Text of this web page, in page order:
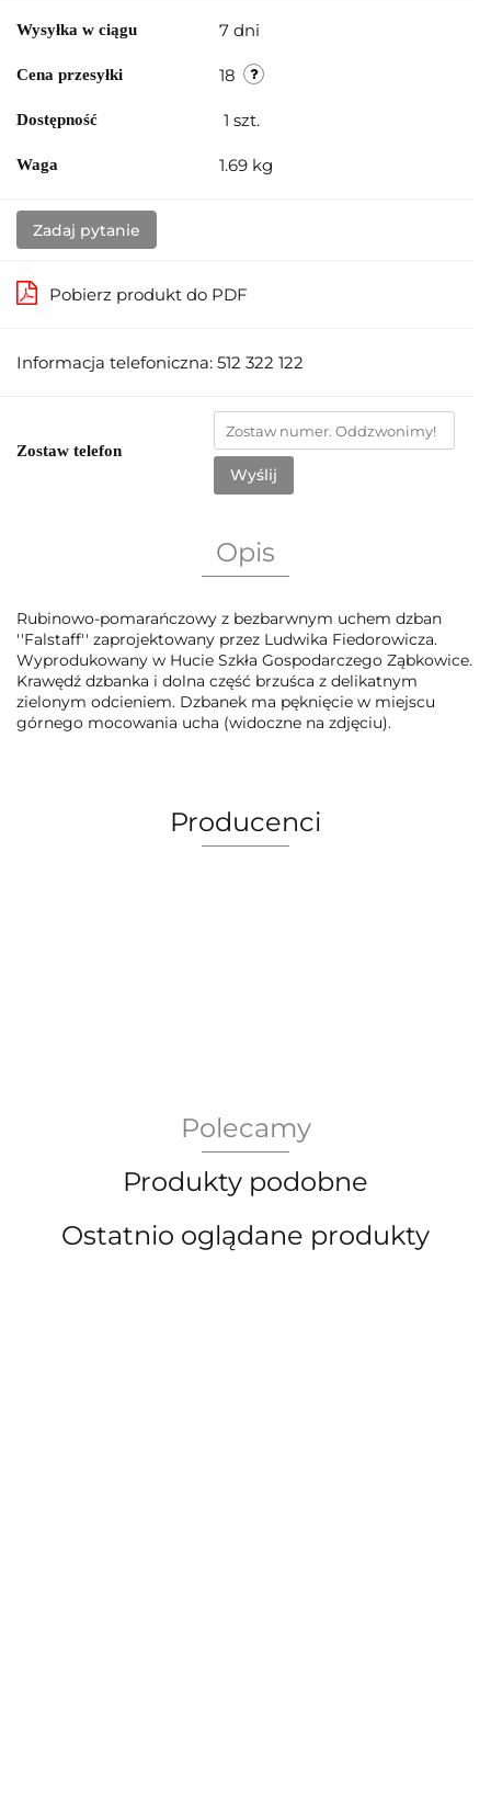
Wysyłka w ciągu 7 dni
Cena przesyłki 18
Dostępność 1 szt.
Waga 1.69 kg
Zadaj pytanie
Pobierz produkt do PDF
Informacja telefoniczna: 512 322 122
Zostaw telefon
Wyślij
Opis
Rubinowo-pomarańczowy z bezbarwnym uchem dzban
''Falstaff'' zaprojektowany przez Ludwika Fiedorowicza.
Wyprodukowany w Hucie Szkła Gospodarczego Ząbkowice.
Krawędź dzbanka i dolna część brzuśca z delikatnym
zielonym odcieniem. Dzbanek ma pęknięcie w miejscu
górnego mocowania ucha (widoczne na zdjęciu).
Producenci
Bergdala Glasbruk
Polecamy
Produkty podobne
Ostatnio oglądane produkty